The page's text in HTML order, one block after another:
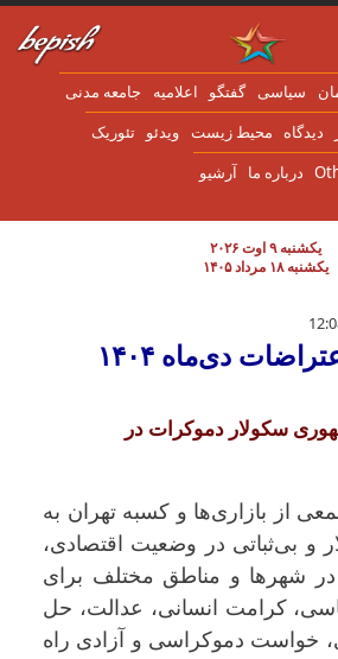
سياسی گفتگو اعلاميه جامعه مدنی
محیط زیست ویدئو تئوریک
درباره ما آرشیو
یکشنبه ۹ اوت ۲۰۲۶
۱۸ مرداد ۱۴۰۵
۱۴۰۴
دی‌ماه ۱۴۰۴
سکولار دموکرات در
از بازار‌ی‌ها و کسبه تهران به
بی‌ثباتی در وضعیت اقتصادی،
شهرها و مناطق مختلف برای
کرامت انسانی، عدالت، حل
دموکراسی و آزادی راه